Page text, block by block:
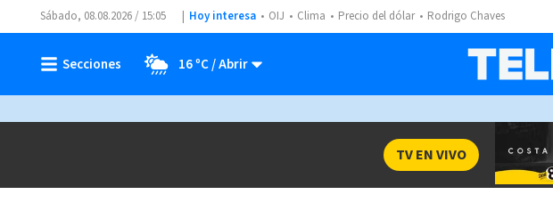
Sábado, 08.08.2026 / 15:05 Hoy interesa OIJ Clima Precio del dólar Rodrigo Chaves
16 ºC
TV EN VIVO